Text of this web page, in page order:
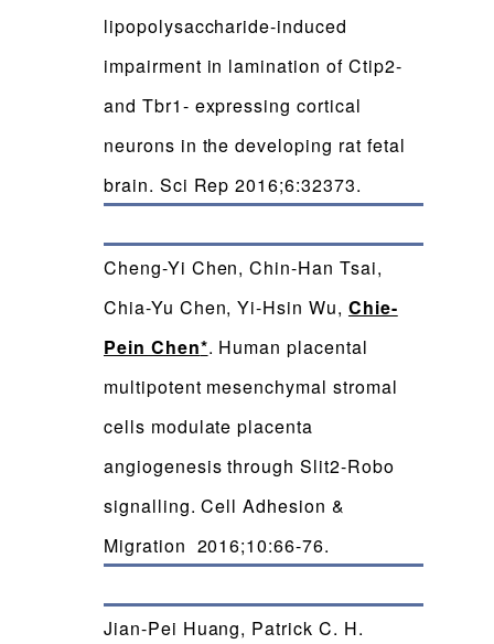
lipopolysaccharide-induced
impairment in lamination of Ctip2-
and Tbr1- expressing cortical
neurons in the developing rat fetal
brain. Sci Rep 2016;6:32373.
Cheng-Yi Chen, Chin-Han Tsai,
Chia-Yu Chen, Yi-Hsin Wu, Chie-
Pein Chen*. Human placental
multipotent mesenchymal stromal
cells modulate placenta
angiogenesis through Slit2-Robo
signalling. Cell Adhesion &
Migration 2016;10:66-76.
Jian-Pei Huang, Patrick C. H.